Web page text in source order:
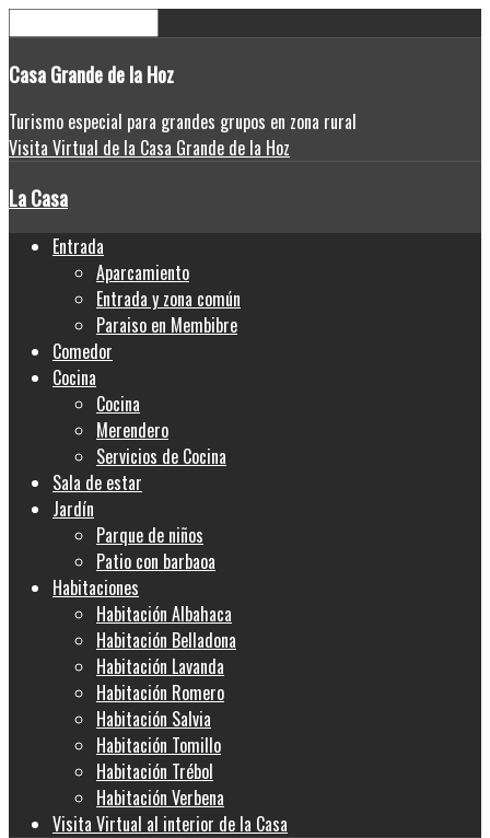
CasaGrande de la Hoz
Turismo especial para grandes grupos en zona rural
Visita Virtual de la Casa Grande de la Hoz
La Casa
Entrada
Aparcamiento
Entrada y zona común
Paraiso en Membibre
Comedor
Cocina
Cocina
Merendero
Servicios de Cocina
Sala de estar
Jardín
Parque de niños
Patio con barbaoa
Habitaciones
Habitación Albahaca
Habitación Belladona
Habitación Lavanda
Habitación Romero
Habitación Salvia
Habitación Tomillo
Habitación Trébol
Habitación Verbena
Visita Virtual al interior de la Casa